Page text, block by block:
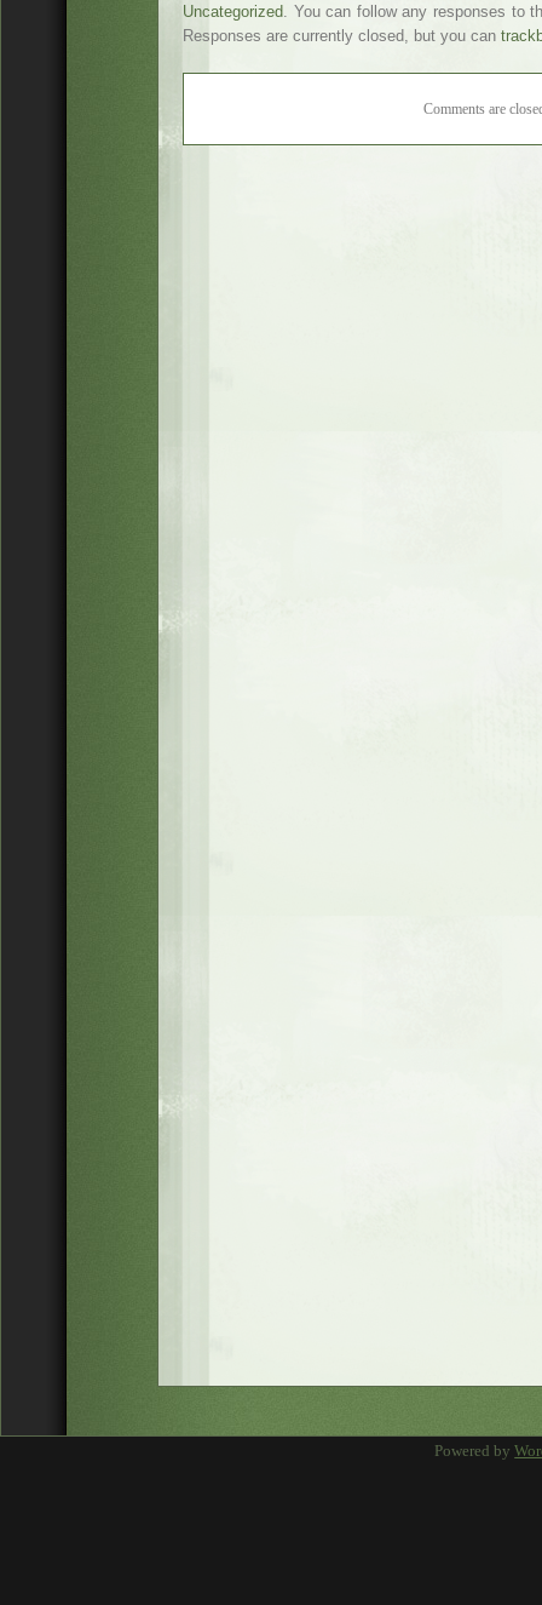
Uncategorized. You can follow any responses to
Responses are currently closed, but you can
Comments are
Powered by